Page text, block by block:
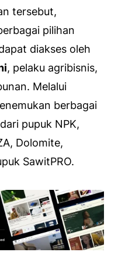
tersebut,
pilihan
diakses oleh
, pelaku agribisnis,
Melalui
berbagai
pupuk NPK,
Dolomite,
SawitPRO.